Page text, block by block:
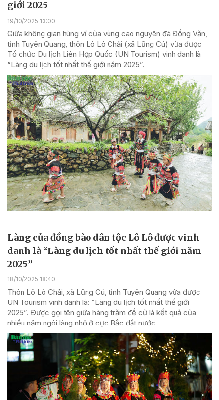
giới 2025
19/10/2025 13:00
Giữa không gian hùng vĩ của vùng cao nguyên đá Đồng Văn,
tỉnh Tuyên Quang, thôn Lô Lô Chải (xã Lũng Cú) vừa được
Tổ chức Du lịch Liên Hợp Quốc (UN Tourism) vinh danh là
“Làng du lịch tốt nhất thế giới năm 2025”.
Làng của đồng bào dân tộc Lô Lô được vinh
danh là “Làng du lịch tốt nhất thế giới năm
2025”
18/10/2025 18:40
Thôn Lô Lô Chải, xã Lũng Cú, tỉnh Tuyên Quang vừa được
UN Tourism vinh danh là: “Làng du lịch tốt nhất thế giới
2025”. Được gọi tên giữa hàng trăm đề cử là kết quả của
nhiều năm ngôi làng nhỏ ở cực Bắc đất nước...